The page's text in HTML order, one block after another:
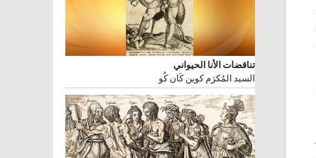
تناقضات الأنا الحيواني
السيد المُكرَم كوين كَان كُو